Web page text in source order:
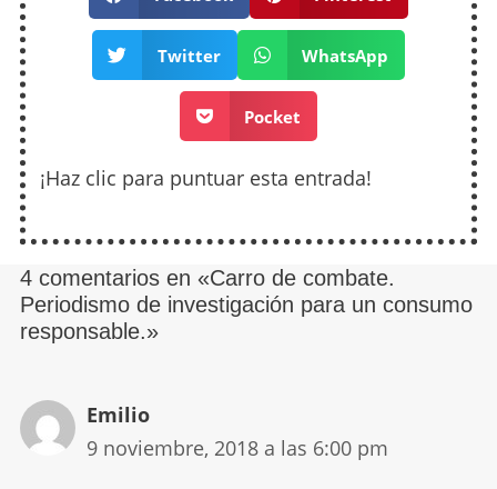
Twitter WhatsApp
Pocket
¡Haz clic para puntuar esta entrada!
4 comentarios en «Carro de combate.
Periodismo de investigación para un consumo
responsable.»
Emilio
9 noviembre, 2018 a las 6:00 pm